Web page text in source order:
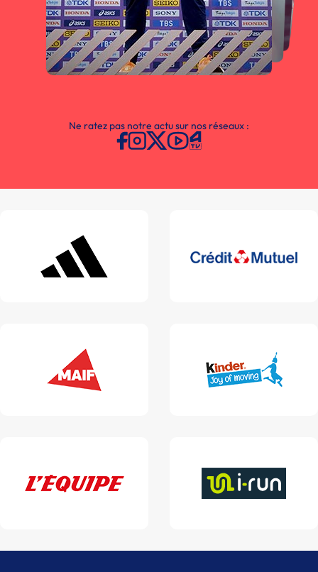
Ne ratez pas notre actu sur nos réseaux :